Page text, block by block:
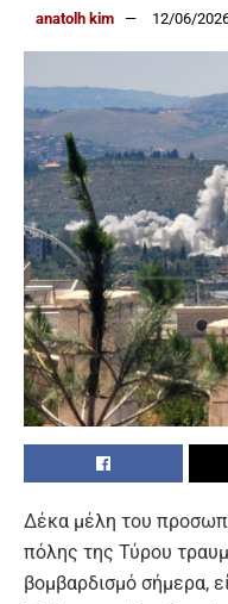
anatolh kim 12/06/
Δέκα μέλη του
πόλης της Τύρου
βομβαρδισμό σήμερα,